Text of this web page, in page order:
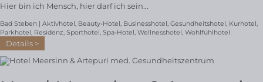
Hier bin ich Mensch, hier darf ich sein...
Bad Steben | Aktivhotel, Beauty-Hotel, Businesshotel, Gesundheitshotel, Kurhotel,
Parkhotel, Residenz, Sporthotel, Spa-Hotel, Wellnesshotel, Wohlfühlhotel
Details